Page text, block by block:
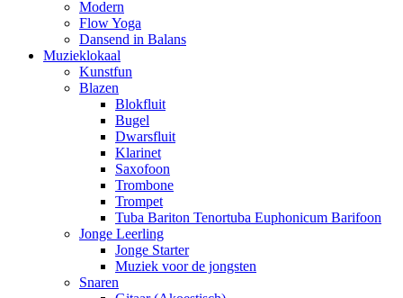
Modern
Flow Yoga
Dansend in Balans
Muzieklokaal
Kunstfun
Blazen
Blokfluit
Bugel
Dwarsfluit
Klarinet
Saxofoon
Trombone
Trompet
Tuba Bariton Tenortuba Euphonicum Barifoon
Jonge Leerling
Jonge Starter
Muziek voor de jongsten
Snaren